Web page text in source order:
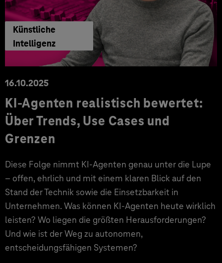
Künstliche
Intelligenz
16.10.2025
KI-Agenten realistisch bewertet:
Über Trends, Use Cases und
Grenzen
Diese Folge nimmt KI-Agenten genau unter die Lupe
– offen, ehrlich und mit einem klaren Blick auf den
Stand der Technik sowie die Einsetzbarkeit in
Unternehmen. Was können KI-Agenten heute wirklich
leisten? Wo liegen die größten Herausforderungen?
Und wie ist der Weg zu autonomen,
entscheidungsfähigen Systemen?